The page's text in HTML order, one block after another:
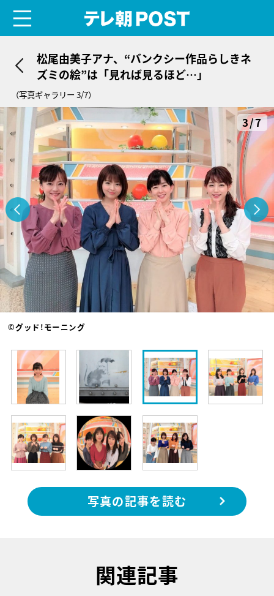
松尾由美子アナ、“バンクシー作品らしきネ
ズミの絵”は「見れば見るほど…」
（写真ギャラリー 3/7）
3/7
©グッド!モーニング
写真の記事を読む
関連記事